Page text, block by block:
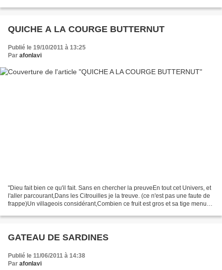
QUICHE A LA COURGE BUTTERNUT
Publié le 19/10/2011 à 13:25
Par afonlavi
"Dieu fait bien ce qu'il fait. Sans en chercher la preuveEn tout cet Univers, et
l'aller parcourant,Dans les Citrouilles je la treuve. (ce n'est pas une faute de
frappe)Un villageois considérant,Combien ce fruit est gros et sa tige menue
GATEAU DE SARDINES
Publié le 11/06/2011 à 14:38
Par afonlavi